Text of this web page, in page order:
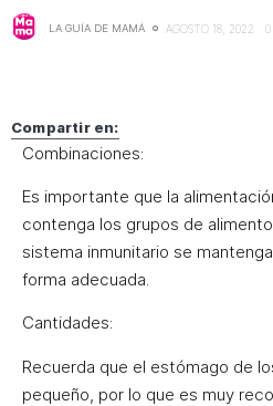
LA GUÍA DE MAMÁ AGOSTO 18, 2022 0
Compartir en:
Combinaciones:
Es importante que la
contenga los grupos de
sistema inmunitario se
forma adecuada.
Cantidades:
Recuerda que el estómago de
pequeño, por lo que es muy